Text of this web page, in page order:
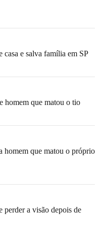
casa e salva família em SP
homem que matou o tio
homem que matou o próprio
perder a visão depois de